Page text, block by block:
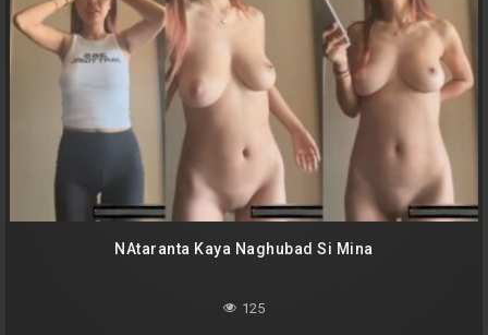
NAtaranta Kaya Naghubad Si Mina
125